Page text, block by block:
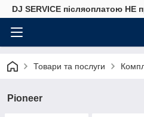
DJ SERVICE пiсляоплатою НЕ
Товари та послуги
Pioneer